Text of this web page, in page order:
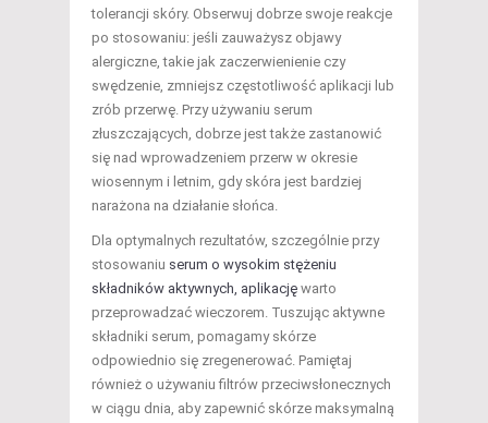
tolerancji skóry. Obserwuj dobrze swoje reakcje
po stosowaniu: jeśli zauważysz objawy
alergiczne, takie jak zaczerwienienie czy
swędzenie, zmniejsz częstotliwość aplikacji lub
zrób przerwę. Przy używaniu serum
złuszczających, dobrze jest także zastanowić
się nad wprowadzeniem przerw w okresie
wiosennym i letnim, gdy skóra jest bardziej
narażona na działanie słońca.
Dla optymalnych rezultatów, szczególnie przy
stosowaniu serum o wysokim stężeniu
składników aktywnych, aplikację warto
przeprowadzać wieczorem. Tuszując aktywne
składniki serum, pomagamy skórze
odpowiednio się zregenerować. Pamiętaj
również o używaniu filtrów przeciwsłonecznych
w ciągu dnia, aby zapewnić skórze maksymalną